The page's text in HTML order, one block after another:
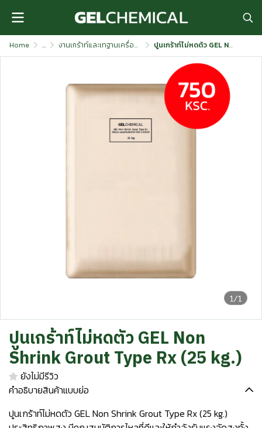
Home ... งานเกร้าท์และเทฐานเครื่องจักร ปูนเกร้าท์ไม่หดตัว GEL Non Shrink Grout Type Rx (25 kg.)
1/1
ปูนเกร้าท์ไม่หดตัว GEL Non
Shrink Grout Type Rx (25 kg.)
ยังไม่มีรีวิว
คำอธิบายสินค้าแบบย่อ
ปูนเกร้าท์ไม่หดตัว GEL Non Shrink Grout Type Rx (25 kg.)